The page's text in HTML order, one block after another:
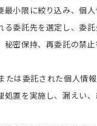
最小限に絞り込み、個
る委託先を選定し、委
秘密保持、再委託の禁
たは委託された個人情
処置を実施し、漏えい